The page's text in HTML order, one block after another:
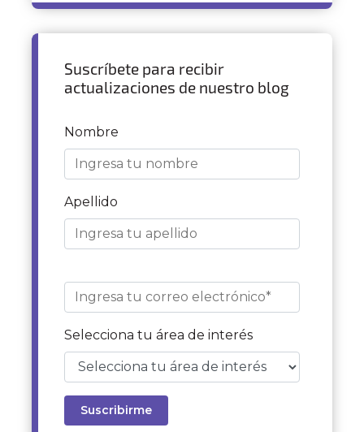
Suscríbete para recibir
actualizaciones de nuestro blog
Nombre
Apellido
Selecciona tu área de interés